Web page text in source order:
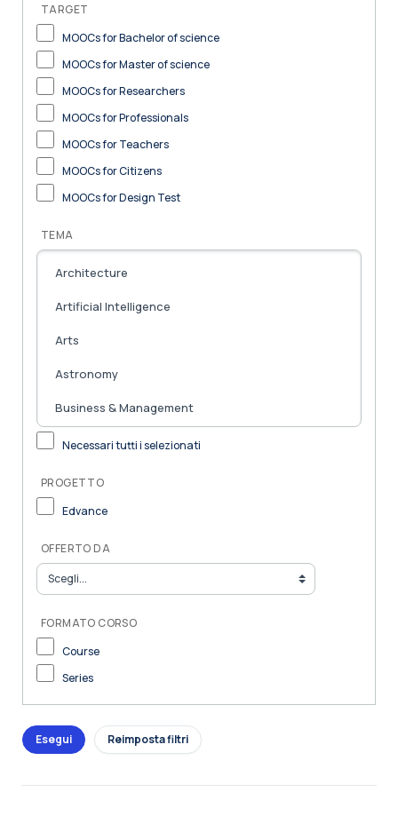
TARGET
MOOCs for Bachelor of science
MOOCs for Master of science
MOOCs for Researchers
MOOCs for Professionals
MOOCs for Teachers
MOOCs for Citizens
MOOCs for Design Test
TEMA
Necessari tutti i selezionati
PROGETTO
Edvance
OFFERTO DA
FORMATO CORSO
Course
Series